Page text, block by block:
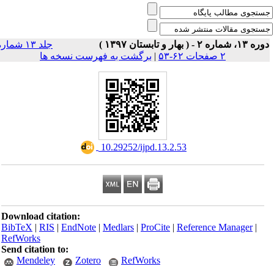
شماره ۲ - ( بهار و تابستان ۱۳۹۷ )
جلد ۱۳ شماره
|برگشت به فهرست نسخه ها
‎ 10.29252/ijpd.13.2.53
Download citation:
BibTeX|RIS|EndNote|Medlars|ProCite|Reference Manager
RefWorks
Send citation to:
Mendeley
Zotero RefWorks